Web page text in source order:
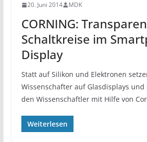
20. Juni 2014 MDK
CORNING:
Schaltkreise im
Display
Statt auf Silikon und Elektronen
Wissenschafter auf Glasdisplays und
den Wissenschaftler mit Hilfe von
Weiterlesen